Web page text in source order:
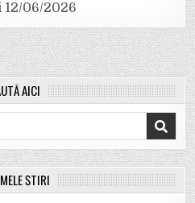
12/06/2026
AICI
ȘTIRI